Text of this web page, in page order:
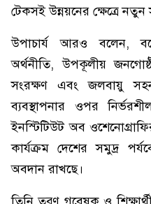
টেকসই উন্নয়নের ক্ষেত্রে নতুন
উপাচার্য আরও বলেন,
অর্থনীতি, উপকূলীয়
সংরক্ষণ এবং জলবায়ু
ব্যবস্থাপনার ওপর
ইনস্টিটিউট অব
কার্যক্রম দেশের সমুদ্র
অবদান রাখছে।